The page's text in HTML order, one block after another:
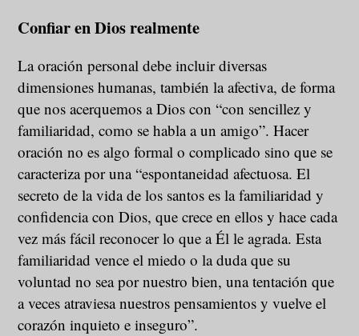
Confiar en Dios realmente
La oración personal debe incluir diversas
dimensiones humanas, también la afectiva, de forma
que nos acerquemos a Dios con “con sencillez y
familiaridad, como se habla a un amigo”. Hacer
oración no es algo formal o complicado sino que se
caracteriza por una “espontaneidad afectuosa. El
secreto de la vida de los santos es la familiaridad y
confidencia con Dios, que crece en ellos y hace cada
vez más fácil reconocer lo que a Él le agrada. Esta
familiaridad vence el miedo o la duda que su
voluntad no sea por nuestro bien, una tentación que
a veces atraviesa nuestros pensamientos y vuelve el
corazón inquieto e inseguro”.